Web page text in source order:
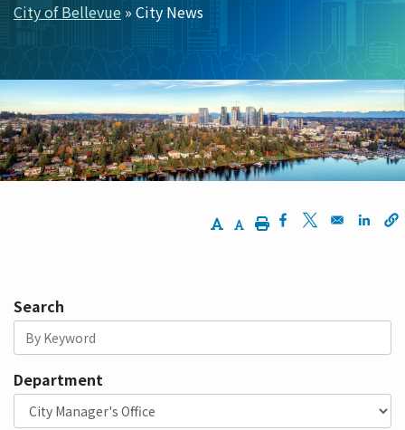
導
航
連
結
City of Bellevue City News
Increase Text Size
Decrease Text Size
PrintOpens in a new
Opens in a
Search
Department